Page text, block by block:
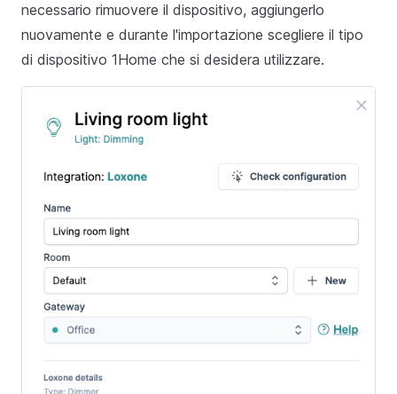
necessario rimuovere il dispositivo, aggiungerlo
nuovamente e durante l'importazione scegliere il tipo
di dispositivo 1Home che si desidera utilizzare.